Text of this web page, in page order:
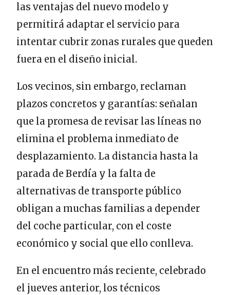
las ventajas del nuevo modelo y
permitirá adaptar el servicio para
intentar cubrir zonas rurales que queden
fuera en el diseño inicial.
Los vecinos, sin embargo, reclaman
plazos concretos y garantías: señalan
que la promesa de revisar las líneas no
elimina el problema inmediato de
desplazamiento. La distancia hasta la
parada de Berdía y la falta de
alternativas de transporte público
obligan a muchas familias a depender
del coche particular, con el coste
económico y social que ello conlleva.
En el encuentro más reciente, celebrado
el jueves anterior, los técnicos